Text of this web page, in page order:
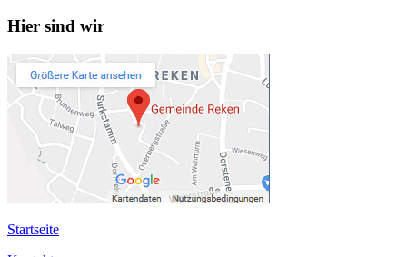
Hier sind wir
Startseite